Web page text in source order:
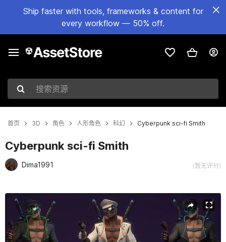
Ship faster with tools, frameworks & content for
every workflow — 50% off.
搜索资源
首页 3D 角色 人形角色 科幻 Cyberpunk sci-fi Smith
Cyberpunk sci-fi Smith
Dima1991 (暂无评分)
当前幻灯片：1 / 14